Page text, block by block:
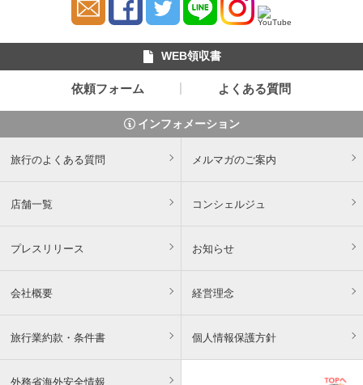
WEB領収書
依頼フォーム よくある質問
インフォメーション
旅行のよくある質問 メルマガのご案内
店舗一覧 コンシェルジュ
プレスリリース お知らせ
会社概要 経営理念
旅行業約款・条件書 個人情報保護方針
外務省海外安全情報